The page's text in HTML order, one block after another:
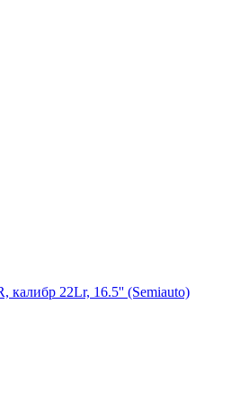
калибр 22Lr, 16.5'' (Semiauto)